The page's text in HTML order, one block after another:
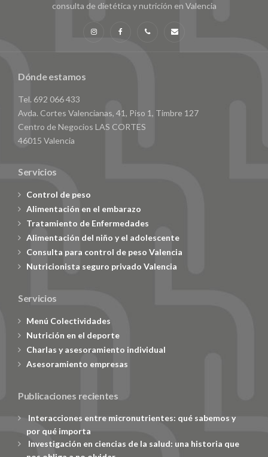
consulta de dietética y nutrición en Valencia
InstagramFacebookTeléfonoEmail
Dónde estamos
Tel. 692 066 433
Avda. Cortes Valencianas, 41, Piso 1, Timbre 127
Centro de Negocios LAS CORTES
46015 Valencia
Servicios
Control de peso
Alimentación en el embarazo
Tratamiento de Enfermedades
Alimentación del niño y el adolescente
Consulta para control de peso Valencia
Nutricionista seguro privado Valencia
Servicios
Menú Colectividades
Nutrición en el deporte
Charlas y asesoramiento individual
Asesoramiento empresas
Publicaciones recientes
Interacciones entre micronutrientes: qué sabemos y
por qué importa
Investigación en ciencias de la salud: una historia que